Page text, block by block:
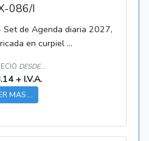
086/I
Set de Agenda diaria 2027,
en curpiel ...
DESDE...
+ I.V.A.
MAS ...